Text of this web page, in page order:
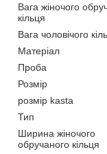
Вага жіночого
кільця
Вага чоловічого
Матеріал
Проба
Розмір
розмір kasta
Тип
Ширина жіночого
обручаного кільця